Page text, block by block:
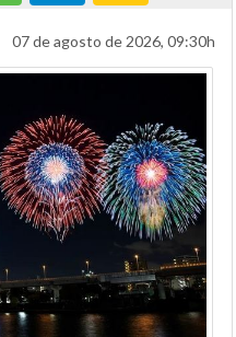
07 de agosto de 2026, 09:30h